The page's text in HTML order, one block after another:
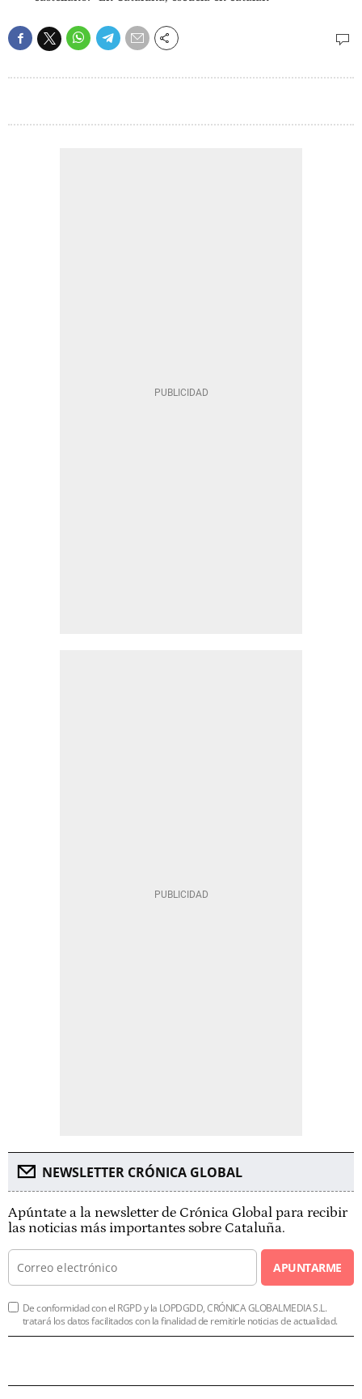
NEWSLETTER CRÓNICA GLOBAL
Apúntate a la newsletter de Crónica Global para recibir
las noticias más importantes sobre Cataluña.
APUNTARME
De conformidad con el RGPD y la LOPDGDD, CRÓNICA GLOBALMEDIA S.L.
tratará los datos facilitados con la finalidad de remitirle noticias de actualidad.